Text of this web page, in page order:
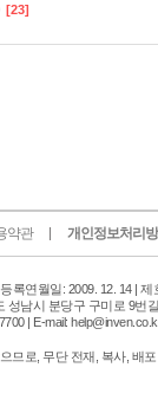
[23]
약관 개인정보처리
등록연월일: 2009. 12. 14 | 제
성남시 분당구 구미로 9번
| E-mail:
므로, 무단 전재, 복사, 배